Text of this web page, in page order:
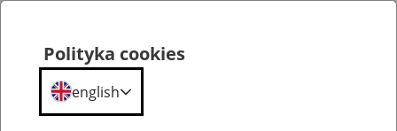
Polityka cookies
english